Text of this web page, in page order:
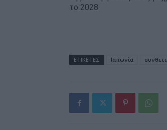
το 2028
ΕΤΙΚΕΤΕΣ Ιαπωνία